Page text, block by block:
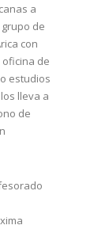
a
de
con
oficina de
estudios
lleva a
de